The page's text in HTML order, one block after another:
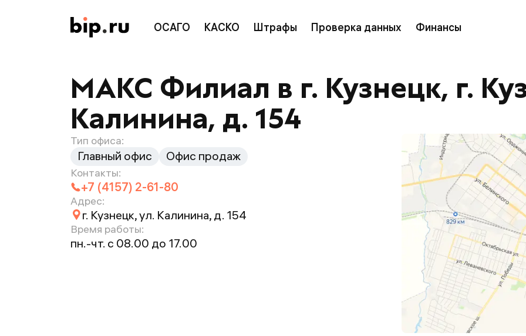
ОСАГО КАСКО Штрафы Проверка данных Финансы
МАКС Филиал в г. Кузнецк, г.
Калинина, д. 154
Тип офиса:
Главный офис Офис продаж
Контакты:
+7 (4157) 2-61-80
Адрес:
г. Кузнецк, ул. Калинина, д. 154
Время работы:
пн.-чт. с 08.00 до 17.00